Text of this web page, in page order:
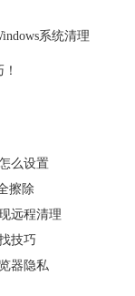
系统清理
么设置
擦除
远程清理
技巧
器隐私